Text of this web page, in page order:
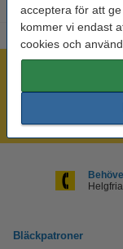
acceptera för att
kommer vi endast
cookies och
Beställ innan
Bläckpatroner